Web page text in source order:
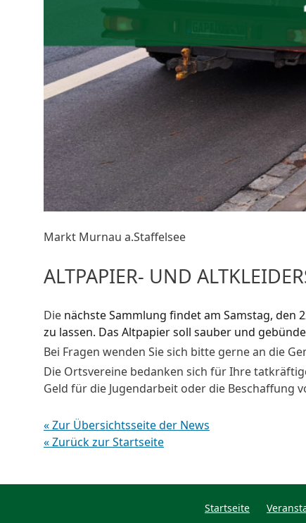
Markt Murnau a.Staffelsee
ALTPAPIER- UND
Die nächste Sammlung findet am Samstag, den
zu lassen. Das Altpapier soll sauber und
Bei Fragen wenden Sie sich bitte gerne an die
Die Ortsvereine bedanken sich für Ihre
Geld für die Jugendarbeit oder die Beschaffung
« Zur Übersichtsseite der News
« Zurück zur Startseite
Startseite